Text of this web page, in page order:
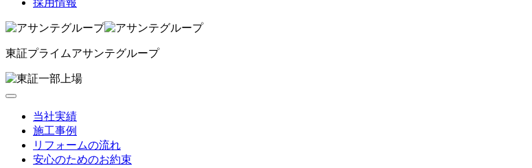
東証プライムアサンテグループ
当社実績
施工事例
リフォームの流れ
安心のためのお約束